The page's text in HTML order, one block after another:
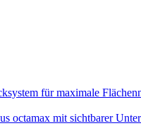
für maximale